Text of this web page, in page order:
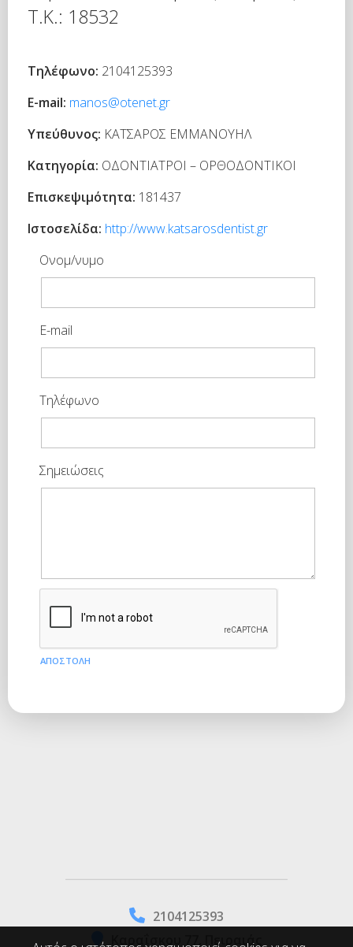
Τ.Κ.: 18532
Τηλέφωνο: 2104125393
E-mail: manos@otenet.gr
Υπεύθυνος: ΚΑΤΣΑΡΟΣ ΕΜΜΑΝΟΥΗΛ
Κατηγορία: ΟΔΟΝΤΙΑΤΡΟΙ – ΟΡΘΟΔΟΝΤΙΚΟΙ
Επισκεψιμότητα: 181437
Ιστοσελίδα: http://www.katsarosdentist.gr
Ονομ/νυμο
E-mail
Τηλέφωνο
Σημειώσεις
ΑΠΟΣΤΟΛΉ
2104125393
Καραΐσκου 77, Πειραιάς